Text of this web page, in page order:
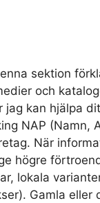
sektion
och
jag kan hjälpa
NAP (Namn,
När
högre
lokala
Gamla eller